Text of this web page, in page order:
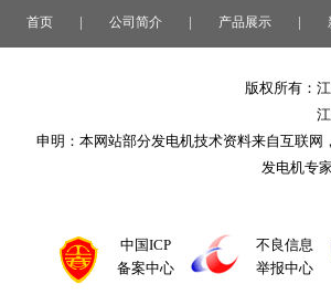
首页 | 公司简介 | 产品展示 |
版权所有：
申明：本网站部分发电机技术资料来自互联
发电机专
中国ICP
备案中心
不良信息
举报中心